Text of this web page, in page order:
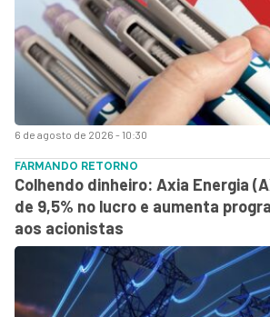
6 de agosto de 2026 - 10:30
FARMANDO RETORNO
Colhendo dinheiro: Axia Energia
de 9,5% no lucro e aumenta
aos acionistas